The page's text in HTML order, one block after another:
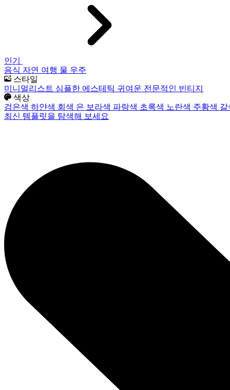
인기
음식 자연 여행 물 우주
스타일
미니멀리스트 심플한 에스테틱 귀여운 전문적인 빈티지
색상
검은색 하얀색 회색 은 보라색 파랑색 초록색 노란색 주황색
최신 템플릿을 탐색해 보세요